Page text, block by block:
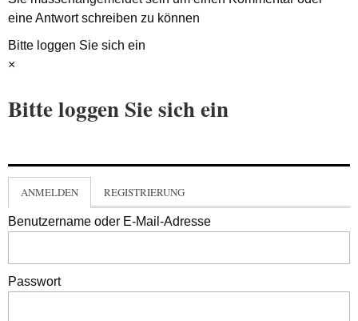
eine Antwort schreiben zu können
Bitte loggen Sie sich ein
×
Bitte loggen Sie sich ein
ANMELDEN REGISTRIERUNG
Benutzername oder E-Mail-Adresse
Passwort